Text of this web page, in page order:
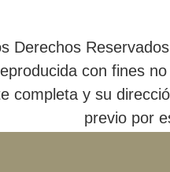
Derechos
con fines
completa y su
previo por